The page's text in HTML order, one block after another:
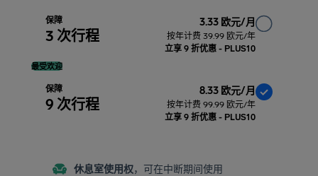
保障
3 次行程
3.33 欧元/月
按年计费 39.99 欧元/年
立享 9 折优惠 - PLUS10
最受欢迎
保障
9 次行程
8.33 欧元/月
按年计费 99.99 欧元/年
立享 9 折优惠 - PLUS10
休息室使用权，可在中断期间使用